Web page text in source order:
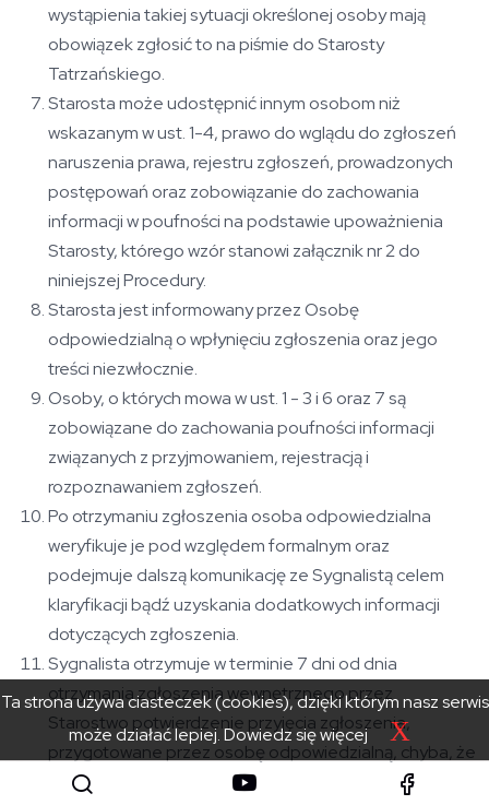
wystąpienia takiej sytuacji określonej osoby mają
obowiązek zgłosić to na piśmie do Starosty
Tatrzańskiego.
Starosta może udostępnić innym osobom niż
wskazanym w ust. 1-4, prawo do wglądu do zgłoszeń
naruszenia prawa, rejestru zgłoszeń, prowadzonych
postępowań oraz zobowiązanie do zachowania
informacji w poufności na podstawie upoważnienia
Starosty, którego wzór stanowi załącznik nr 2 do
niniejszej Procedury.
Starosta jest informowany przez Osobę
odpowiedzialną o wpłynięciu zgłoszenia oraz jego
treści niezwłocznie.
Osoby, o których mowa w ust. 1 - 3 i 6 oraz 7 są
zobowiązane do zachowania poufności informacji
związanych z przyjmowaniem, rejestracją i
rozpoznawaniem zgłoszeń.
Po otrzymaniu zgłoszenia osoba odpowiedzialna
weryfikuje je pod względem formalnym oraz
podejmuje dalszą komunikację ze Sygnalistą celem
klaryfikacji bądź uzyskania dodatkowych informacji
dotyczących zgłoszenia.
Sygnalista otrzymuje w terminie 7 dni od dnia
otrzymania zgłoszenia wewnętrznego przez
Starostwo potwierdzenie przyjęcia zgłoszenia,
przygotowane przez osobę odpowiedzialną, chyba, że
Sygnalista nie podał adresu do kontaktu, na który
Ta strona używa ciasteczek (cookies), dzięki którym nasz serwis
może działać lepiej.Dowiedz się więcej X